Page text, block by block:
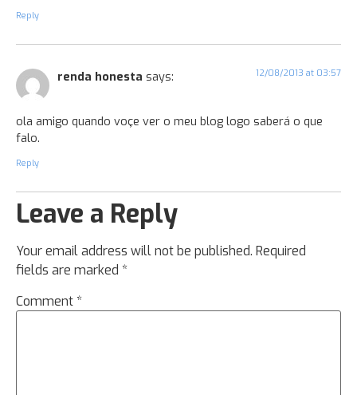
Reply
renda honesta says: 12/08/2013 at 03:57
ola amigo quando voçe ver o meu blog logo saberá o que
falo.
Reply
Leave a Reply
Your email address will not be published. Required
fields are marked *
Comment*